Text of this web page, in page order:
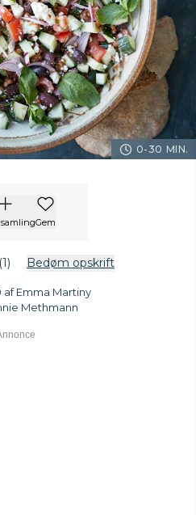
0-30 MIN.
Gem
(1) Bedøm opskrift
af Emma Martiny
Methmann